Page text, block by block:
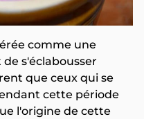
comme une
s'éclabousser
que ceux qui se
cette période
l'origine de cette